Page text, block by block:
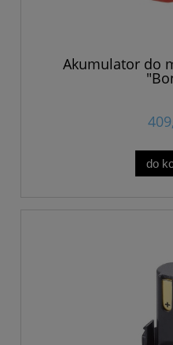
Akumulator do
do